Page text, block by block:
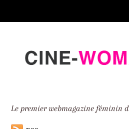
down
Le premier webmagazine féminin